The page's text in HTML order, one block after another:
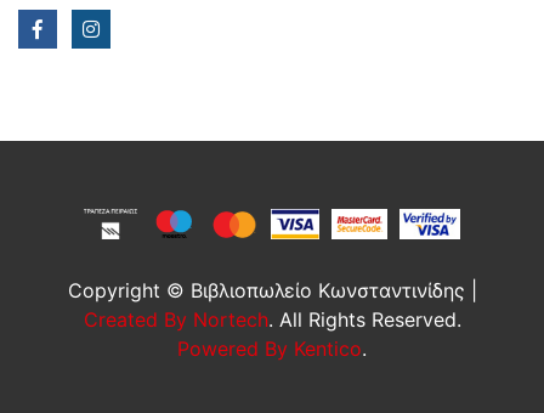
Copyright © Βιβλιοπωλείο Κωνσταντινίδης |
Created By Nortech. All Rights Reserved.
Powered By Kentico.